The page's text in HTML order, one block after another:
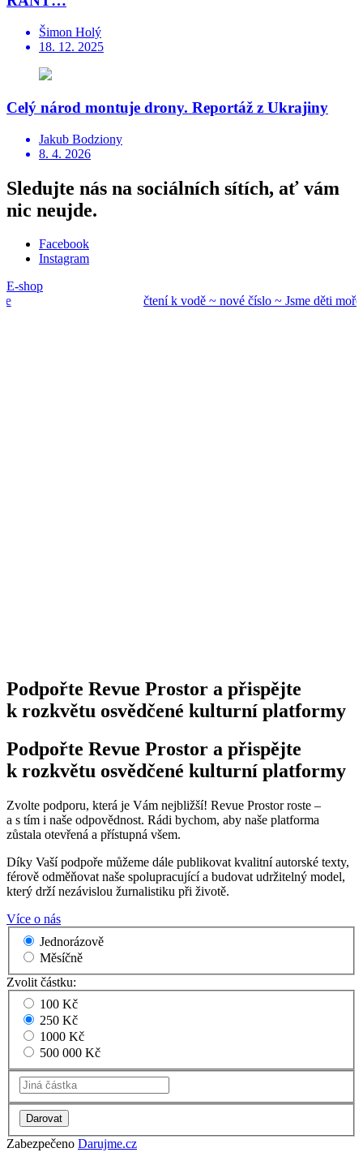
Šimon Holý
18. 12. 2025
Celý národ montuje drony. Reportáž z Ukrajiny
Jakub Bodziony
8. 4. 2026
Sledujte nás na sociálních sítích, ať vám
nic neujde.
Facebook
Instagram
E-shop
čtení k vodě ~ novéčíslo ~ Jsme děti moře
Podpořte Revue Prostor a přispějte
k rozkvětu osvědčené kulturní platformy
Podpořte Revue Prostor a přispějte
k rozkvětu osvědčené kulturní platformy
Zvolte podporu, která je Vám nejbližší! Revue Prostor roste –
a s tím i naše odpovědnost. Rádi bychom, aby naše platforma
zůstala otevřená a přístupná všem.
Díky Vaší podpoře můžeme dále publikovat kvalitní autorské texty,
férově odměňovat naše spolupracující a budovat udržitelný model,
který drží nezávislou žurnalistiku při životě.
Více o nás
Jednorázově
Měsíčně
Zvolit částku:
100 Kč
250 Kč
1000 Kč
500 000 Kč
Zabezpečeno Darujme.cz